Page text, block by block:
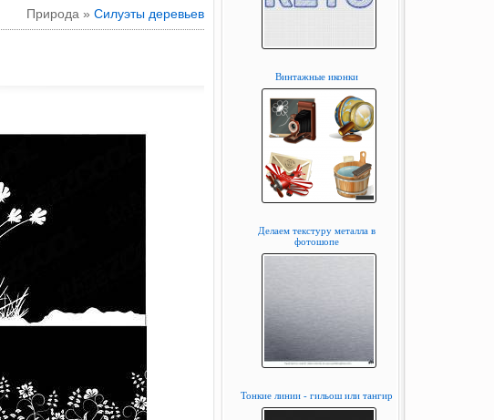
Природа » Силуэты деревьев
Винтажные иконки
Делаем текстуру металла в
фотошопе
Тонкие линии - гильош или тангир